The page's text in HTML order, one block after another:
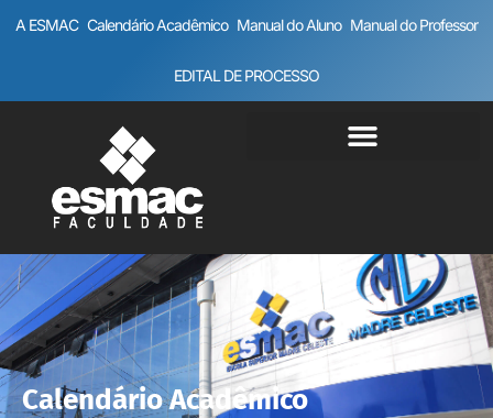
A ESMAC Calendário Acadêmico Manual do Aluno Manual do Professor
EDITAL DE PROCESSO
Calendário Acadêmico